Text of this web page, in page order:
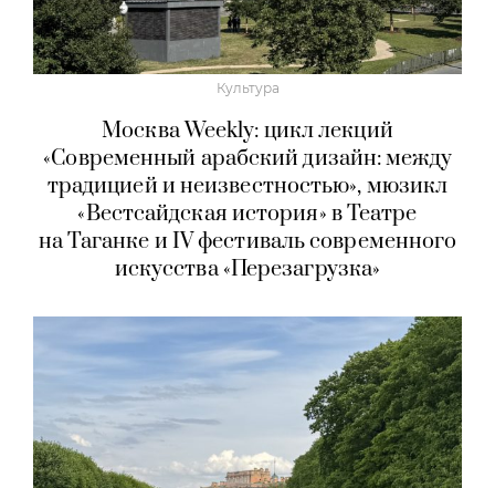
Культура
Москва Weekly: цикл лекций
«Современный арабский дизайн: между
традицией и неизвестностью», мюзикл
«Вестсайдская история» в Театре
на Таганке и IV фестиваль современного
искусства «Перезагрузка»